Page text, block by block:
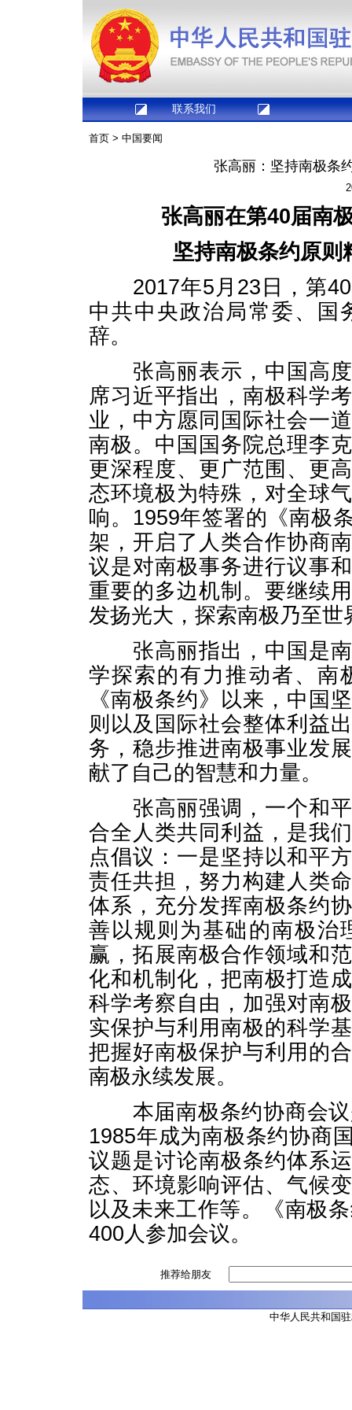
联系我们
首页 > 中国要闻
张高丽：坚持南极条
张高丽在第40届南
坚持南极条约原则
2017年5月23日，第40
中共中央政治局常委、国
辞。
张高丽表示，中国高度
席习近平指出，南极科学
业，中方愿同国际社会一
南极。中国国务院总理李
更深程度、更广范围、更
态环境极为特殊，对全球
响。1959年签署的《南极
架，开启了人类合作协商
议是对南极事务进行议事
重要的多边机制。要继续
发扬光大，探索南极乃至
张高丽指出，中国是南
学探索的有力推动者、南
《南极条约》以来，中国
则以及国际社会整体利益
务，稳步推进南极事业发
献了自己的智慧和力量。
张高丽强调，一个和平
合全人类共同利益，是我
点倡议：一是坚持以和平
责任共担，努力构建人类
体系，充分发挥南极条约
善以规则为基础的南极治
赢，拓展南极合作领域和
化和机制化，把南极打造
科学考察自由，加强对南
实保护与利用南极的科学
把握好南极保护与利用的
南极永续发展。
本届南极条约协商会议
1985年成为南极条约协商
议题是讨论南极条约体系
态、环境影响评估、气候
以及未来工作等。《南极
400人参加会议。
推荐给朋友
中华人民共和国